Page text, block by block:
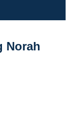
Norah